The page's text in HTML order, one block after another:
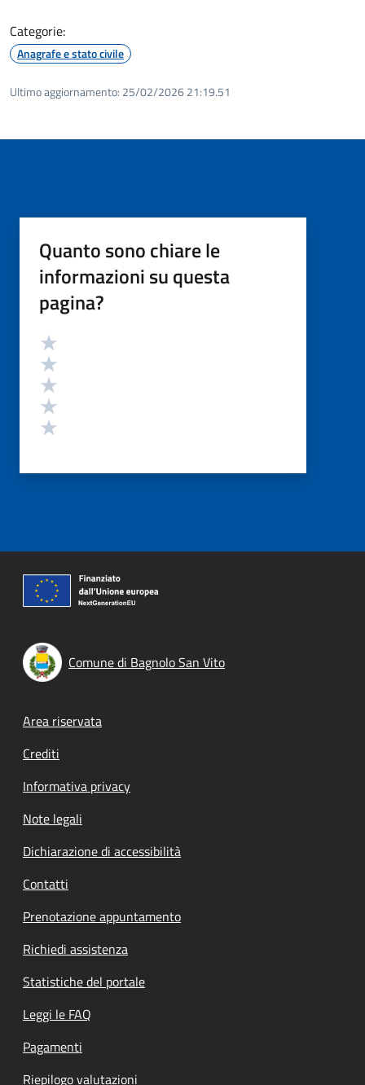
Categorie:
Anagrafe e stato civile
Ultimo aggiornamento: 25/02/2026 21:19.51
Quanto sono chiare le
informazioni su questa
pagina?
Valutazione
Comune di Bagnolo San Vito
Footer menu
Area riservata
Crediti
Informativa privacy
Note legali
Dichiarazione di accessibilità
Contatti
Prenotazione appuntamento
Richiedi assistenza
Statistiche del portale
Leggi le FAQ
Pagamenti
Riepilogo valutazioni